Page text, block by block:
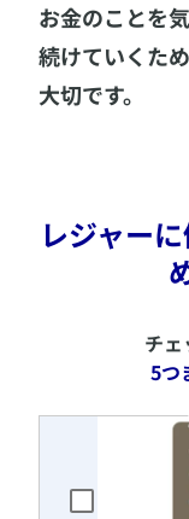
お金のことを
続けていくた
大切です。
レジャー
チ
5つ